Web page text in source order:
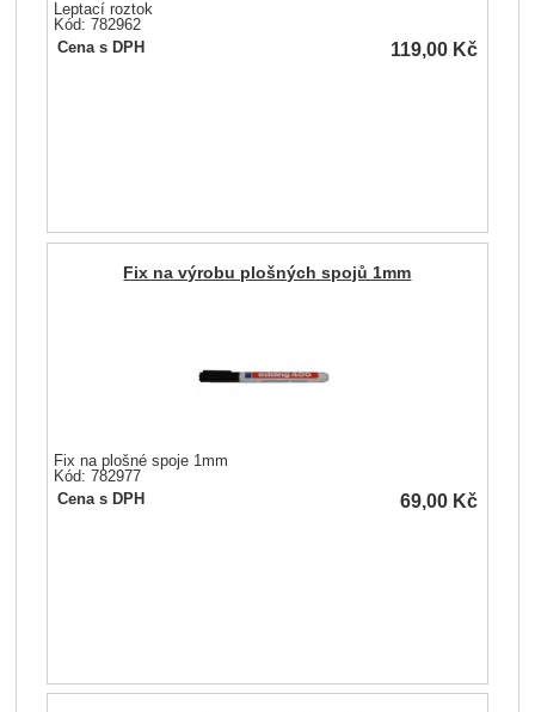
Leptací roztok
Kód: 782962
Cena s DPH
119,00 Kč
Fix na výrobu plošných spojů 1mm
Fix na plošné spoje 1mm
Kód: 782977
Cena s DPH
69,00 Kč